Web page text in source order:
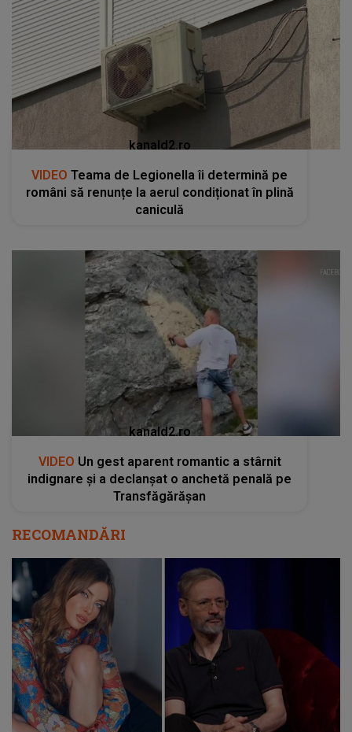
kanald2.ro
VIDEO Teama de Legionella îi determină pe
români să renunțe la aerul condiționat în plină
caniculă
kanald2.ro
VIDEO Un gest aparent romantic a stârnit
indignare și a declanșat o anchetă penală pe
Transfăgărășan
RECOMANDĂRI